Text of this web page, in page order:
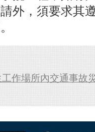
外，須要求其
作場所內交通事故